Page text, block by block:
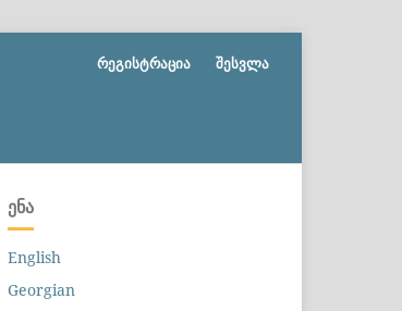
რეგისტრაცია შესვლა
ᲔᲜᲐ
English
Georgian